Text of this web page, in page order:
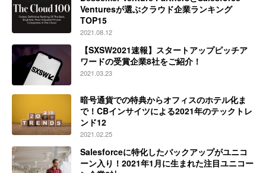
Venturesが選ぶクラウド企業ランキング
TOP15
2021.08.12
【SXSW2021速報】スタートアップピッチア
ワードの受賞企業8社をご紹介！
2021.03.23
暗号通貨での特典からオフィスのホテル化ま
で！CBインサイツによる2021年のテックトレ
ンド12
2021.02.25
Salesforceに特化したバックアップがユニコ
ーン入り！2021年1月に生まれた注目ユニコー